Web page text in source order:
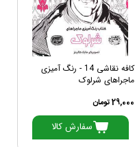
کافه نقاشی 14 - رنگ آمیزی
ماجراهای شرلوک
29,000 تومان
سفارش کالا